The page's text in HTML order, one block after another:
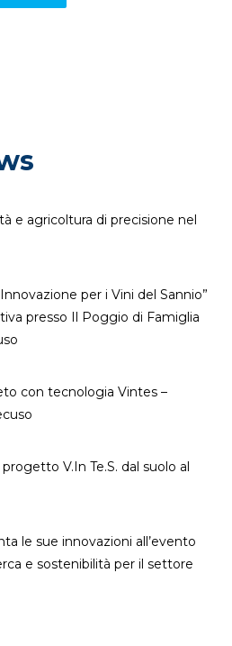
e agricoltura di precisione nel
per i Vini del Sannio”
presso Il Poggio di Famiglia
con tecnologia Vintes –
V.In Te.S. dal suolo al
le sue innovazioni all’evento
e sostenibilità per il settore